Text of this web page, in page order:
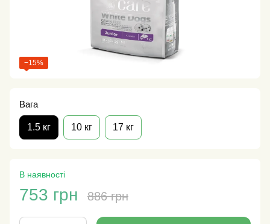
−15%
Вага
1.5 кг 10 кг 17 кг
В наявності
753 грн 886 грн